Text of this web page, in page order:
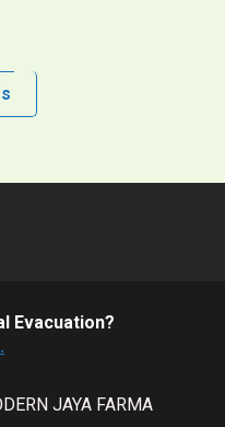
Evacuation?
JAYA FARMA